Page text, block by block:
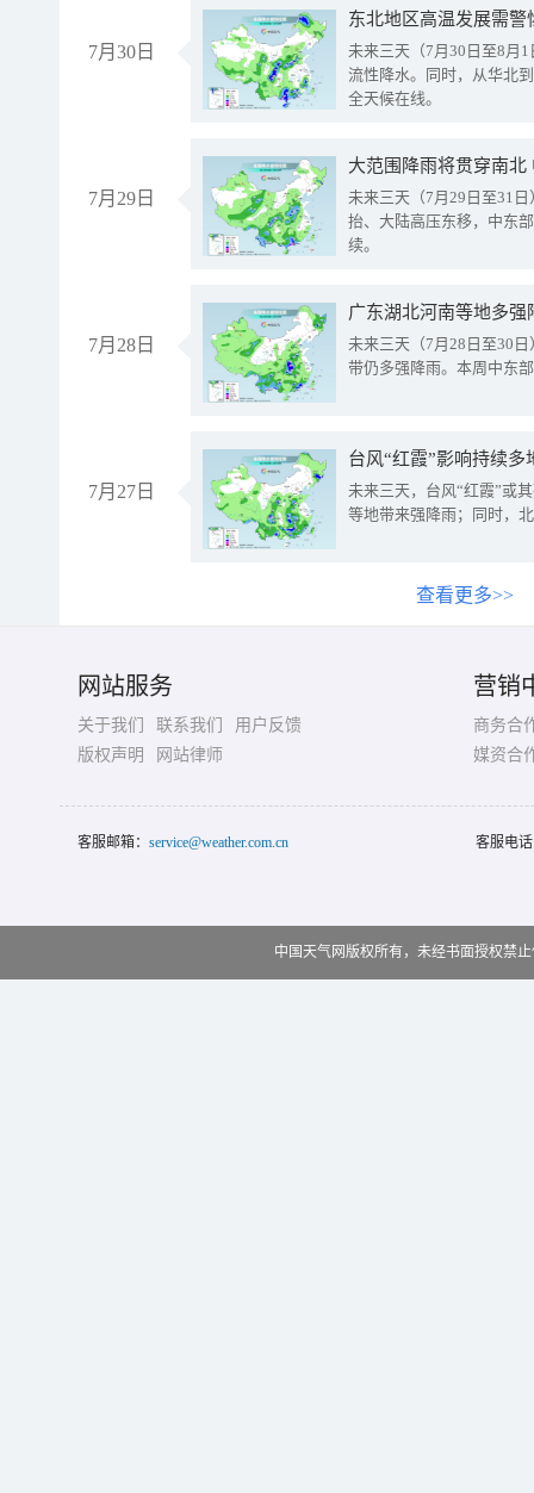
7月30日
东北地区高温发展需
未来三天（7月30日至8月
流性降水。同时，从华北
全天候在线。
7月29日
大范围降雨将贯穿南
未来三天（7月29日至31
抬、大陆高压东移，中东
续。
7月28日
广东湖北河南等地多
未来三天（7月28日至30
带仍多强降雨。本周中东
7月27日
台风“红霞”影响持续
未来三天，台风“红霞”或
等地带来强降雨；同时，
查看更多>>
网站服务
关于我们 联系我们
用户反馈
版权声明
网站律师
营销
商务合
媒资合
客服邮箱： service@weather.com.cn 客服电
中国天气网版权所有，未经书面授权